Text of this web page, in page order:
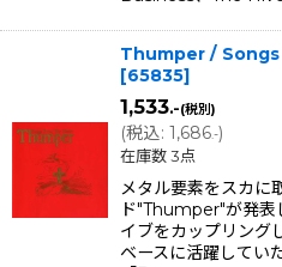
Thumper /
[65835]
1,533.-(税別)
(税込: 1,686.-)
在庫数 3点
メタル要素をスカに
ド"Thumper"が発表
イブをカップリン
ベースに活躍してい